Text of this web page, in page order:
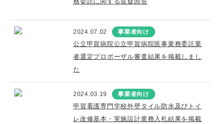
2024.07.02 事業者向け
公立甲賀病院公立甲賀病院医事業務委託業
者選定プロポーザル審査結果を掲載しまし
た
2024.03.19 事業者向け
甲賀看護専門学校外壁タイル防水及びトイ
レ改修基本・実施設計業務入札結果を掲載